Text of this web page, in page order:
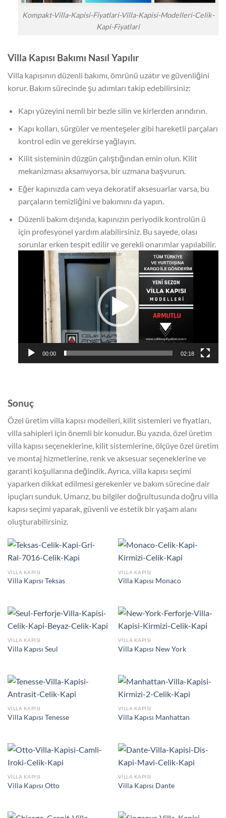
Kompakt-Villa-Kapisi-Fiyatlari-Villa-Kapisi-Modelleri-Celik-
Kapi-Fiyatlari
Villa Kapısı Bakımı Nasıl Yapılır
Villa kapısının düzenli bakımı, ömrünü uzatır ve güvenliğini
korur. Bakım sürecinde şu adımları takip edebilirsiniz:
Kapı yüzeyini nemli bir bezle silin ve kirlerden arındırın.
Kapı kolları, sürgüler ve menteşeler gibi hareketli parçaları
kontrol edin ve gerekirse yağlayın.
Kilit sisteminin düzgün çalıştığından emin olun. Kilit
mekanizması aksamıyorsa, bir uzmana başvurun.
Eğer kapınızda cam veya dekoratif aksesuarlar varsa, bu
parçaların temizliğini ve bakımını da yapın.
Düzenli bakım dışında, kapınızın periyodik kontrolün ü
için profesyonel yardım alabilirsiniz. Bu sayede, olası
sorunlar erken tespit edilir ve gerekli onarımlar yapılabilir.
oynatıcı
00:00 02:18
Sonuç
Özel üretim villa kapısı modelleri, kilit sistemleri ve fiyatları,
villa sahipleri için önemli bir konudur. Bu yazıda, özel üretim
villa kapısı seçeneklerine, kilit sistemlerine, ölçüye özel üretim
ve montaj hizmetlerine, renk ve aksesuar seçeneklerine ve
garanti koşullarına değindik. Ayrıca, villa kapısı seçimi
yaparken dikkat edilmesi gerekenler ve bakım sürecine dair
ipuçları sunduk. Umarız, bu bilgiler doğrultusunda doğru villa
kapısı seçimi yaparak, güvenli ve estetik bir yaşam alanı
oluşturabilirsiniz.
VILLA KAPISI
Villa Kapısı Teksas
VILLA KAPISI
Villa Kapısı Monaco
VILLA KAPISI
Villa Kapısı Seul
VILLA KAPISI
Villa Kapısı New York
VILLA KAPISI
Villa Kapısı Tenesse
VILLA KAPISI
Villa Kapısı Manhattan
VILLA KAPISI
Villa Kapısı Otto
VILLA KAPISI
Villa Kapısı Dante